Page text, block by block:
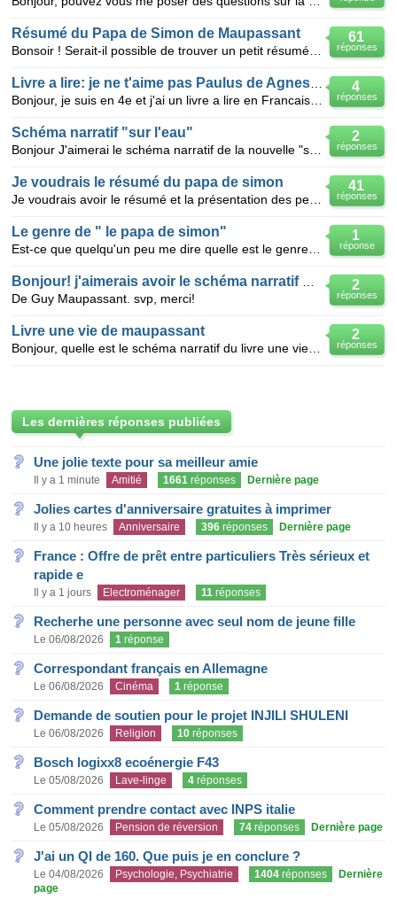
61
réponses
Résumé du Papa de Simon de Maupassant
4
réponses
2
réponses
Schéma narratif "sur l'eau"
41
réponses
Je voudrais le résumé du papa de simon
1
réponse
Le genre de " le papa de simon"
2
réponses
De Guy Maupassant. svp, merci!
2
réponses
Livre une vie de maupassant
Les dernières réponses publiées
Une jolie texte pour sa meilleur amie
Il y a 1 minute Amitié 1661 réponses Dernière page
Jolies cartes d'anniversaire gratuites à imprimer
Il y a 10 heures Anniversaire 396 réponses Dernière page
France : Offre de prêt entre particuliers Très sérieux et
rapide e
Il y a 1 jours Electroménager 11 réponses
Recherhe une personne avec seul nom de jeune fille
Le 06/08/2026 1 réponse
Correspondant français en Allemagne
Le 06/08/2026 Cinéma 1 réponse
Demande de soutien pour le projet INJILI SHULENI
Le 06/08/2026 Religion 10 réponses
Bosch logixx8 ecoénergie F43
Le 05/08/2026 Lave-linge 4 réponses
Comment prendre contact avec INPS italie
Le 05/08/2026 Pension de réversion 74 réponses Dernière page
J'ai un QI de 160. Que puis je en conclure ?
Le 04/08/2026 Psychologie, Psychiatrie 1404 réponses
Dernière
page